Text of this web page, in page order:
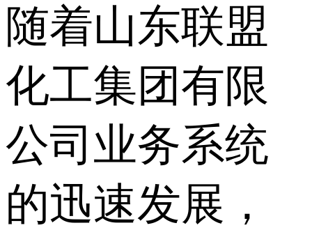
随着山东联盟
化工集团有限
公司业务系统
的迅速发展，